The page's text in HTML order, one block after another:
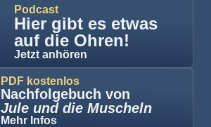
Podcast
Hier gibt es etwas
auf die Ohren!
Jetzt anhören
PDF kostenlos
Nachfolgebuch von
Jule und die Muscheln
Mehr Infos